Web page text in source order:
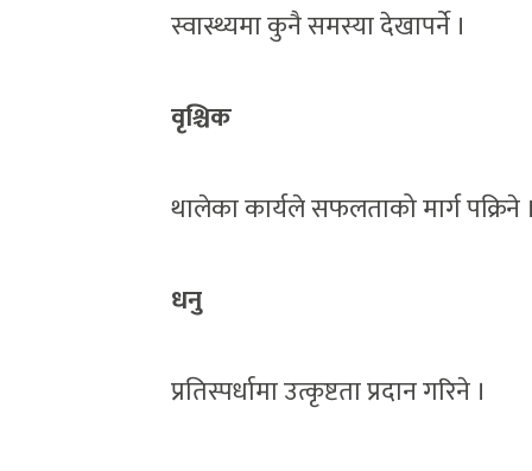
स्वास्थ्यमा कुनै समस्या देखापर्ने ।
वृश्चिक
थालेका कार्यले सफलताको मार्ग पक्रिने
धनु
प्रतिस्पर्धामा उत्कृष्टता प्रदान गरिने ।